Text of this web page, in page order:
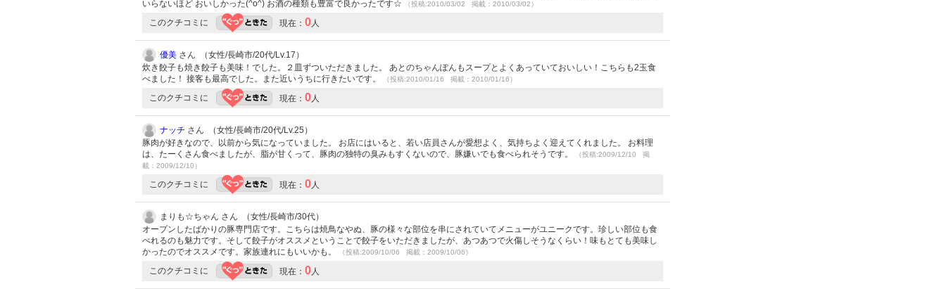
いらないほど おいしかった(^o^) お酒の種類も豊富で良かったです☆
（投稿:2010/03/02 掲載：2010/03/02）
このクチコミに 現在： 0人
優美 さん （女性/長崎市/20代/Lv.17）
炊き餃子も焼き餃子も美味！でした。２皿ずついただきました。 あとのちゃんぽんもスープとよくあっていておいしい！こちらも2玉食
べました！ 接客も最高でした。また近いうちに行きたいです。
（投稿:2010/01/16 掲載：2010/01/16）
このクチコミに 現在： 0人
ナッチ さん （女性/長崎市/20代/Lv.25）
豚肉が好きなので、以前から気になっていました。 お店にはいると、若い店員さんが愛想よく、気持ちよく迎えてくれました。 お料理
は、たーくさん食べましたが、脂が甘くって、豚肉の独特の臭みもすくないので、豚嫌いでも食べられそうです。
（投稿:2009/12/10 掲
載：2009/12/10）
このクチコミに 現在： 0人
まりも☆ちゃん さん （女性/長崎市/30代）
オープンしたばかりの豚専門店です。こちらは焼鳥なやぬ、豚の様々な部位を串にされていてメニューがユニークです。珍しい部位も食
べれるのも魅力です。そして餃子がオススメということで餃子をいただきましたが、あつあつで火傷しそうなくらい！味もとても美味し
かったのでオススメです。家族連れにもいいかも。
（投稿:2009/10/06 掲載：2009/10/06）
このクチコミに 現在： 0人